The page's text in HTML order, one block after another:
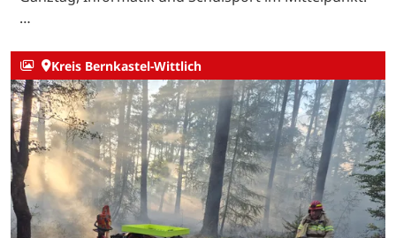
…
Kreis Bernkastel-Wittlich